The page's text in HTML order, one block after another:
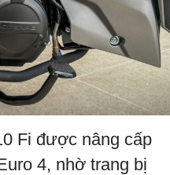
Fi được nâng cấp
4, nhờ trang bị